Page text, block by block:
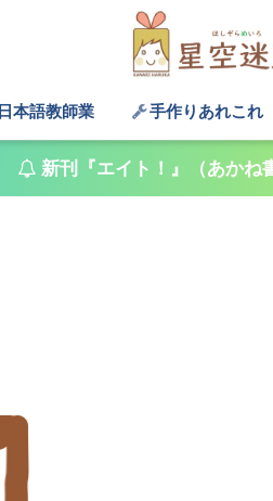
日本語教師業 手作りあれこれ
新刊『エイト！』（あかね